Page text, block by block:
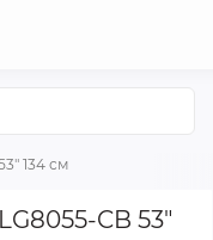
134 см
CB 53"